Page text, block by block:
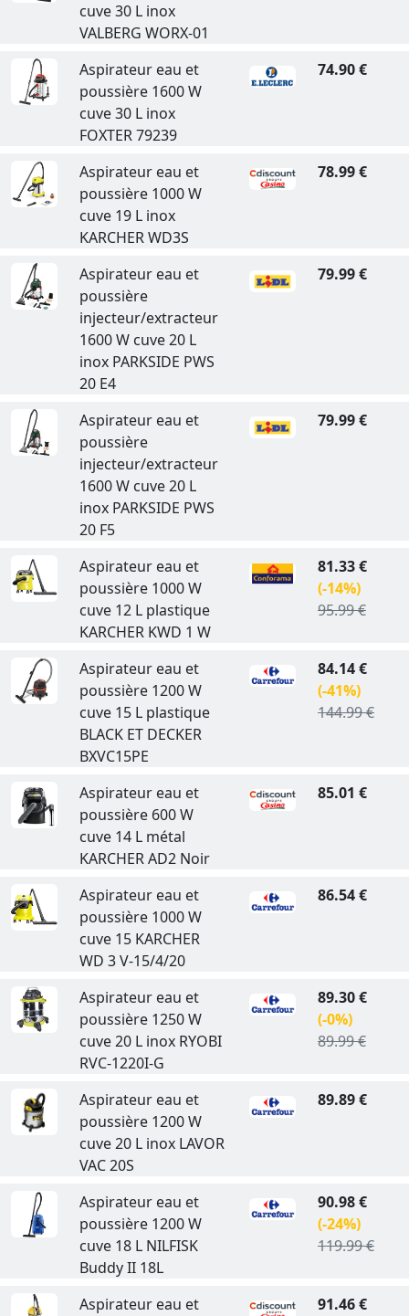
cuve 30 L inox
VALBERG WORX-01
Aspirateur eau et
poussière 1600 W
cuve 30 L inox
FOXTER 79239
74.90 €
Aspirateur eau et
poussière 1000 W
cuve 19 L inox
KARCHER WD3S
78.99 €
Aspirateur eau et
poussière
injecteur/extracteur
1600 W cuve 20 L
inox PARKSIDE PWS
20 E4
79.99 €
Aspirateur eau et
poussière
injecteur/extracteur
1600 W cuve 20 L
inox PARKSIDE PWS
20 F5
79.99 €
Aspirateur eau et
poussière 1000 W
cuve 12 L plastique
KARCHER KWD 1 W
81.33 €
(-14%)
95.99 €
Aspirateur eau et
poussière 1200 W
cuve 15 L plastique
BLACK ET DECKER
BXVC15PE
84.14 €
(-41%)
144.99 €
Aspirateur eau et
poussière 600 W
cuve 14 L métal
KARCHER AD2 Noir
85.01 €
Aspirateur eau et
poussière 1000 W
cuve 15 KARCHER
WD 3 V-15/4/20
86.54 €
Aspirateur eau et
poussière 1250 W
cuve 20 L inox RYOBI
RVC-1220I-G
89.30 €
(-0%)
89.99 €
Aspirateur eau et
poussière 1200 W
cuve 20 L inox LAVOR
VAC 20S
89.89 €
Aspirateur eau et
poussière 1200 W
cuve 18 L NILFISK
Buddy II 18L
90.98 €
(-24%)
119.99 €
Aspirateur eau et 91.46 €